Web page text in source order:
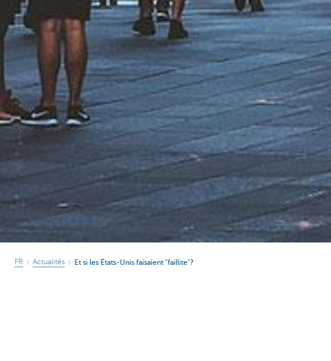
FR Actualités Et si les États-Unis faisaient "faillite"?